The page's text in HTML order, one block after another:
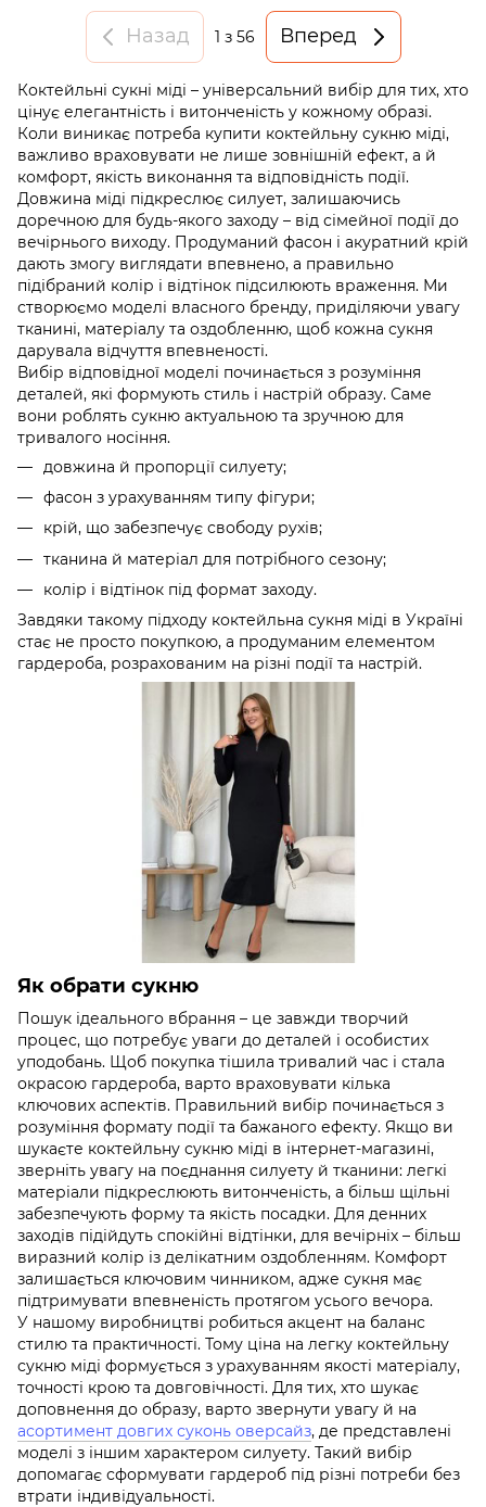
Назад 1 з 56 Вперед
Коктейльні сукні міді – універсальний вибір для тих, хто
цінує елегантність і витонченість у кожному образі.
Коли виникає потреба купити коктейльну сукню міді,
важливо враховувати не лише зовнішній ефект, а й
комфорт, якість виконання та відповідність події.
Довжина міді підкреслює силует, залишаючись
доречною для будь-якого заходу – від сімейної події до
вечірнього виходу. Продуманий фасон і акуратний крій
дають змогу виглядати впевнено, а правильно
підібраний колір і відтінок підсилюють враження. Ми
створюємо моделі власного бренду, приділяючи увагу
тканині, матеріалу та оздобленню, щоб кожна сукня
дарувала відчуття впевненості.
Вибір відповідної моделі починається з розуміння
деталей, які формують стиль і настрій образу. Саме
вони роблять сукню актуальною та зручною для
тривалого носіння.
довжина й пропорції силуету;
фасон з урахуванням типу фігури;
крій, що забезпечує свободу рухів;
тканина й матеріал для потрібного сезону;
колір і відтінок під формат заходу.
Завдяки такому підходу коктейльна сукня міді в Україні
стає не просто покупкою, а продуманим елементом
гардероба, розрахованим на різні події та настрій.
Як обрати сукню
Пошук ідеального вбрання – це завжди творчий
процес, що потребує уваги до деталей і особистих
уподобань. Щоб покупка тішила тривалий час і стала
окрасою гардероба, варто враховувати кілька
ключових аспектів. Правильний вибір починається з
розуміння формату події та бажаного ефекту. Якщо ви
шукаєте коктейльну сукню міді в інтернет-магазині,
зверніть увагу на поєднання силуету й тканини: легкі
матеріали підкреслюють витонченість, а більш щільні
забезпечують форму та якість посадки. Для денних
заходів підійдуть спокійні відтінки, для вечірніх – більш
виразний колір із делікатним оздобленням. Комфорт
залишається ключовим чинником, адже сукня має
підтримувати впевненість протягом усього вечора.
У нашому виробництві робиться акцент на баланс
стилю та практичності. Тому ціна на легку коктейльну
сукню міді формується з урахуванням якості матеріалу,
точності крою та довговічності. Для тих, хто шукає
доповнення до образу, варто звернути увагу й на
асортимент довгих суконь оверсайз, де представлені
моделі з іншим характером силуету. Такий вибір
допомагає сформувати гардероб під різні потреби без
втрати індивідуальності.